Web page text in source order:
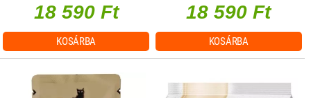
18 590 Ft
KOSÁRBA
18 590 Ft
KOSÁRBA